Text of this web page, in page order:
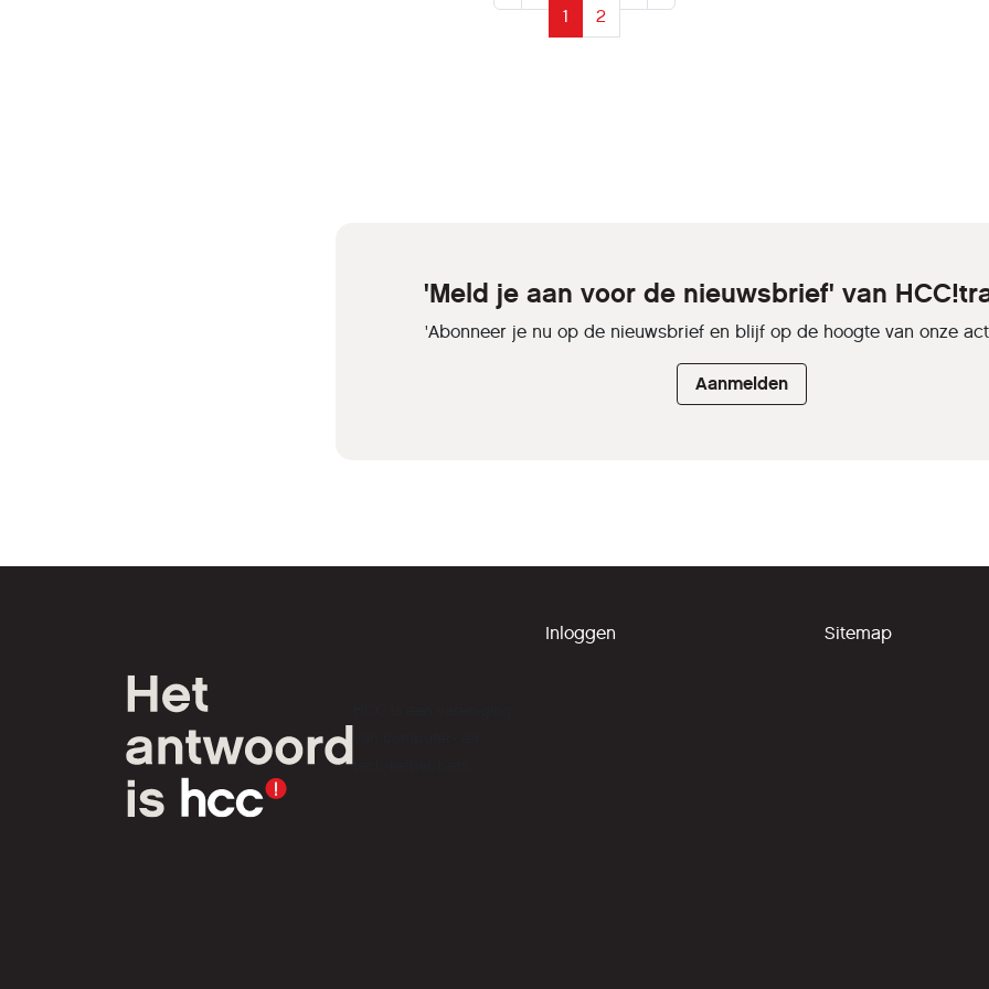
1 2
'Meld je aan voor de nieuwsbrief' van
'Abonneer je nu op de nieuwsbrief en blijf op de hoogte van onze
Aanmelden
tech-liefhebbers.
Inloggen Sitemap